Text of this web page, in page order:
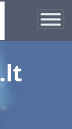
Įjungti
×